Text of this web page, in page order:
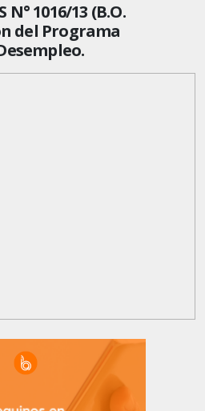
N° 1016/13 (B.O.
del Programa